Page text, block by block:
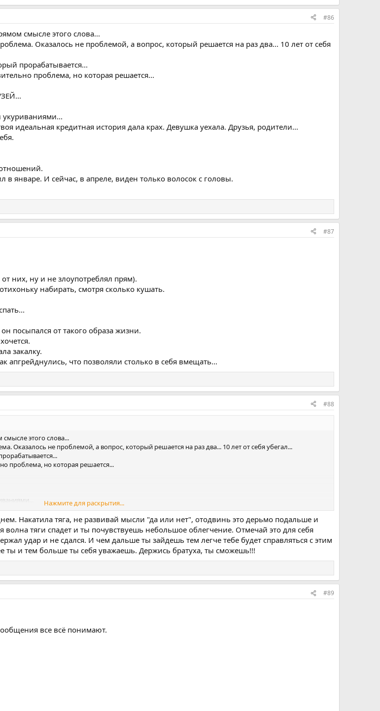
#86
смысле этого слова...
Оказалось не проблемой, а вопрос, который решается на раз два... 10 лет от себя
прорабатывается...
проблема, но которая решается...
укуриваниями...
идеальная кредитная история дала крах. Девушка уехала. Друзья, родители...
январе. И сейчас, в апреле, виден только волосок с головы.
#87
них, ну и не злоупотреблял прям).
набирать, смотря сколько кушать.
посыпался от такого образа жизни.
закалку.
апгрейднулись, что позволяли столько в себя вмещать...
#88
этого слова...
Оказалось не проблемой, а вопрос, который решается на раз два... 10 лет от себя убегал...
проблема, но которая решается...
кредитная история дала крах. Девушка уехала. Друзья, родители... Понимаешь, что перестают
И сейчас, в апреле, виден только волосок с головы.
Нажмите для раскрытия...
Накатила тяга, не развивай мысли "да или нет", отодвинь это дерьмо подальше и
волна тяги спадет и ты почувствуешь небольшое облегчение. Отмечай это для себя
удар и не сдался. И чем дальше ты зайдешь тем легче тебе будет справляться с этим
ты и тем больше ты себя уважаешь. Держись братуха, ты сможешь!!!
#89
все всё понимают.